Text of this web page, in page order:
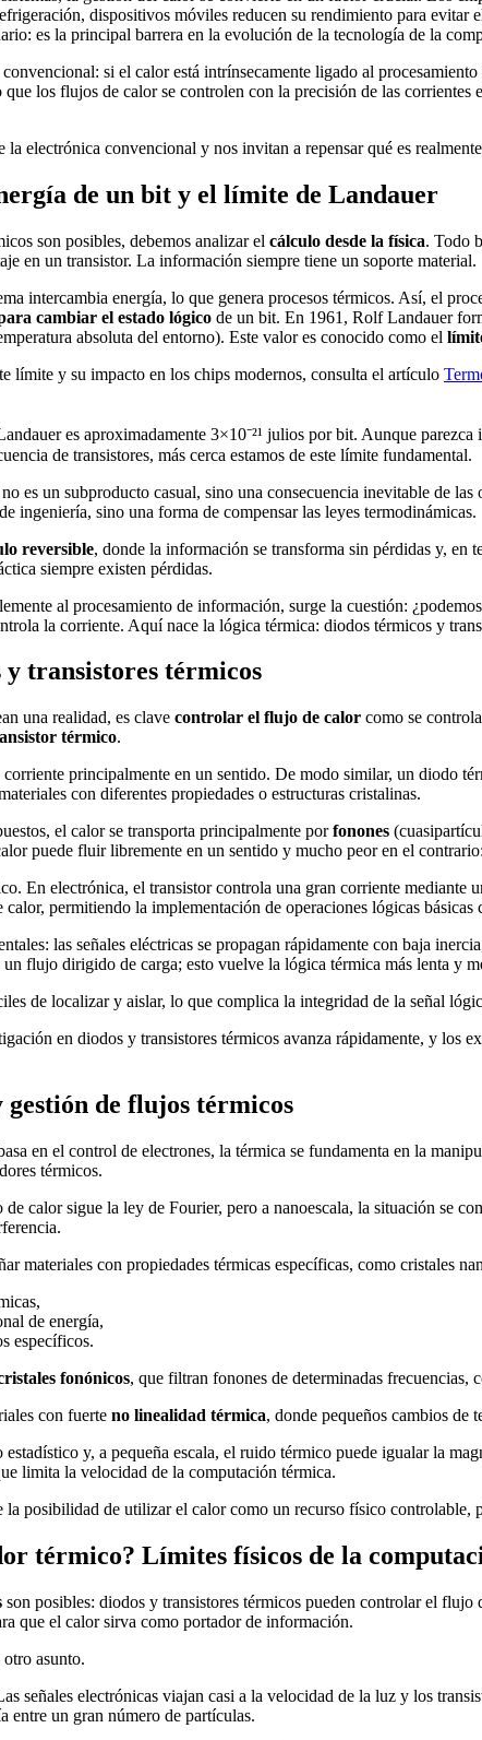
dispositivos móviles reducen su rendimiento para
es la principal barrera en la evolución de la tecnología de la
si el calor está intrínsecamente ligado al
los flujos de calor se controlen con la precisión de las
la electrónica convencional y nos invitan a repensar qué es
de un bit y el límite de Landauer
son posibles, debemos analizar el cálculo desde la física. Todo
en un transistor. La información siempre tiene un soporte material.
intercambia energía, lo que genera procesos térmicos. Así, el
cambiar el estado lógico de un bit. En 1961, Rolf Landauer
absoluta del entorno). Este valor es conocido como el
límite y su impacto en los chips modernos, consulta el artículo
es aproximadamente 3×10⁻²¹ julios por bit. Aunque
de transistores, más cerca estamos de este límite fundamental.
es un subproducto casual, sino una consecuencia inevitable de
ingeniería, sino una forma de compensar las leyes termodinámicas.
reversible, donde la información se transforma sin pérdidas y, en
siempre existen pérdidas.
al procesamiento de información, surge la cuestión:
la corriente. Aquí nace la lógica térmica: diodos térmicos y
transistores térmicos
una realidad, es clave controlar el flujo de calor como se
térmico.
principalmente en un sentido. De modo similar, un diodo
con diferentes propiedades o estructuras cristalinas.
el calor se transporta principalmente porfonones
puede fluir libremente en un sentido y mucho peor en el
En electrónica, el transistor controla una gran corriente
permitiendo la implementación de operaciones lógicas
las señales eléctricas se propagan rápidamente con baja
flujo dirigido de carga; esto vuelve la lógica térmica más lenta y
de localizar y aislar, lo que complica la integridad de la señal
en diodos y transistores térmicos avanza rápidamente, y
de flujos térmicos
en el control de electrones, la térmica se fundamenta en la
térmicos.
calor sigue la ley de Fourier, pero a nanoescala, la situación se
materiales con propiedades térmicas específicas, como cristales
de energía,
específicos.
fonónicos, que filtran fonones de determinadas
con fuerte no linealidad térmica, donde pequeños cambios de
y, a pequeña escala, el ruido térmico puede igualar la
limita la velocidad de la computación térmica.
posibilidad de utilizar el calor como un recurso físico controlable,
térmico? Límites físicos de la
son posibles: diodos y transistores térmicos pueden controlar el
que el calor sirva como portador de información.
asunto.
señales electrónicas viajan casi a la velocidad de la luz y los
entre un gran número de partículas.